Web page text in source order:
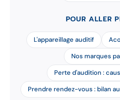
POUR ALLER
L'appareillage auditif
Nos marques
Perte d'audition :
Prendre rendez-vous : bilan